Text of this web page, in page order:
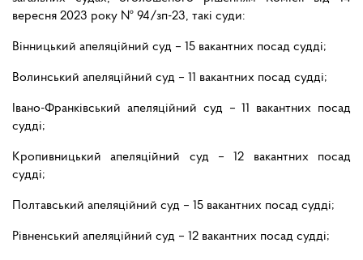
вересня 2023 року № 94/зп-23, такі суди:
Вінницький апеляційний суд – 15 вакантних посад судді;
Волинський апеляційний суд – 11 вакантних посад судді;
Івано-Франківський апеляційний суд – 11 вакантних посад
судді;
Кропивницький апеляційний суд – 12 вакантних посад
судді;
Полтавський апеляційний суд – 15 вакантних посад судді;
Рівненський апеляційний суд – 12 вакантних посад судді;